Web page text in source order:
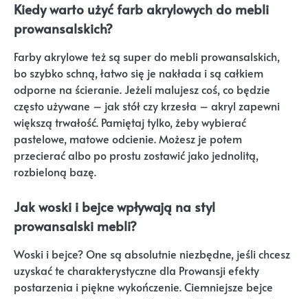
Kiedy warto użyć farb akrylowych do mebli
prowansalskich?
Farby akrylowe też są super do mebli prowansalskich,
bo szybko schną, łatwo się je nakłada i są całkiem
odporne na ścieranie. Jeżeli malujesz coś, co będzie
często używane – jak stół czy krzesła – akryl zapewni
większą trwałość. Pamiętaj tylko, żeby wybierać
pastelowe, matowe odcienie. Możesz je potem
przecierać albo po prostu zostawić jako jednolitą,
rozbieloną bazę.
Jak woski i bejce wpływają na styl
prowansalski mebli?
Woski i bejce? One są absolutnie niezbędne, jeśli chcesz
uzyskać te charakterystyczne dla Prowansji efekty
postarzenia i piękne wykończenie. Ciemniejsze bejce